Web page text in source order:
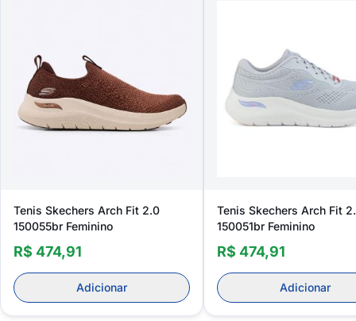
Tenis Skechers Arch Fit 2.0
150055br Feminino
R$ 474,91
Adicionar
Tenis Skechers Arch Fit
150051br Feminino
R$ 474,91
Adicionar